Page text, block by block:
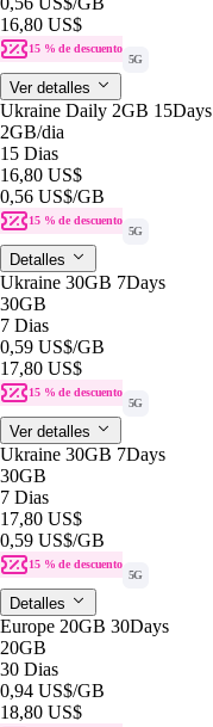
16,80 US$
15 % de descuento
5G
Ver detalles
Ukraine Daily 2GB 15Days
2GB/dia
15 Dias
16,80 US$
0,56 US$/GB
15 % de descuento
5G
Detalles
Ukraine 30GB 7Days
30GB
7 Dias
0,59 US$/GB
17,80 US$
15 % de descuento
5G
Ver detalles
Ukraine 30GB 7Days
30GB
7 Dias
17,80 US$
0,59 US$/GB
15 % de descuento
5G
Detalles
Europe 20GB 30Days
20GB
30 Dias
0,94 US$/GB
18,80 US$